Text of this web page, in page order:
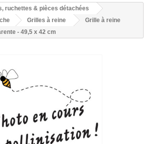
ruchettes & pièces détachées
Grilles à reine
Grille à reine
- 49,5 x 42 cm